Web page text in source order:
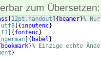
zum Übersetzen:
12pt,handout { beamer}%
utf8 { inputenc}
T1 { fontenc}
ngerman { babel }
bookmark}% Einzige echte
}